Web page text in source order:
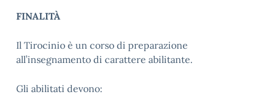
FINALITÀ
Il Tirocinio è un corso di preparazione
all’insegnamento di carattere abilitante.
Gli abilitati devono: